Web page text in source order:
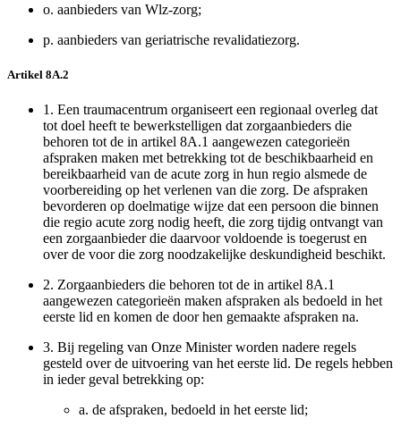
o. aanbieders van Wlz-zorg;
p. aanbieders van geriatrische revalidatiezorg.
Artikel 8A.2
1. Een traumacentrum organiseert een regionaal overleg dat
tot doel heeft te bewerkstelligen dat zorgaanbieders die
behoren tot de in artikel 8A.1 aangewezen categorieën
afspraken maken met betrekking tot de beschikbaarheid en
bereikbaarheid van de acute zorg in hun regio alsmede de
voorbereiding op het verlenen van die zorg. De afspraken
bevorderen op doelmatige wijze dat een persoon die binnen
die regio acute zorg nodig heeft, die zorg tijdig ontvangt van
een zorgaanbieder die daarvoor voldoende is toegerust en
over de voor die zorg noodzakelijke deskundigheid beschikt.
2. Zorgaanbieders die behoren tot de in artikel 8A.1
aangewezen categorieën maken afspraken als bedoeld in het
eerste lid en komen de door hen gemaakte afspraken na.
3. Bij regeling van Onze Minister worden nadere regels
gesteld over de uitvoering van het eerste lid. De regels hebben
in ieder geval betrekking op:
a. de afspraken, bedoeld in het eerste lid;